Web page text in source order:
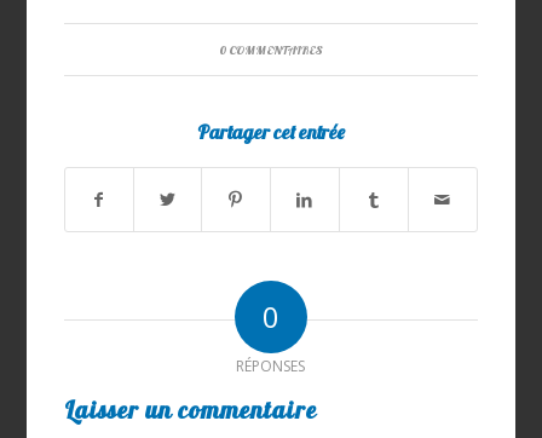
0 COMMENTAIRES
Partager cet entrée
0
RÉPONSES
Laisser un commentaire